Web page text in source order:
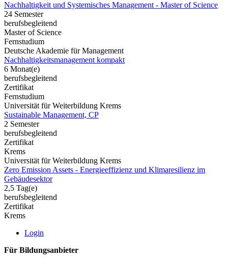
Nachhaltigkeit und Systemisches Management - Master of Science
24 Semester
berufsbegleitend
Master of Science
Fernstudium
Deutsche Akademie für Management
Nachhaltigkeitsmanagement kompakt
6 Monat(e)
berufsbegleitend
Zertifikat
Fernstudium
Universität für Weiterbildung Krems
Sustainable Management, CP
2 Semester
berufsbegleitend
Zertifikat
Krems
Universität für Weiterbildung Krems
Zero Emission Assets - Energieeffizienz und Klimaresilienz im
Gebäudesektor
2,5 Tag(e)
berufsbegleitend
Zertifikat
Krems
Login
Für Bildungsanbieter